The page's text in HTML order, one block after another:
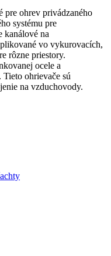
pre ohrev privádzaného
systému pre
kanálové na
vo vykurovacích,
rôzne priestory.
ocele a
ohrievače sú
na vzduchovody.